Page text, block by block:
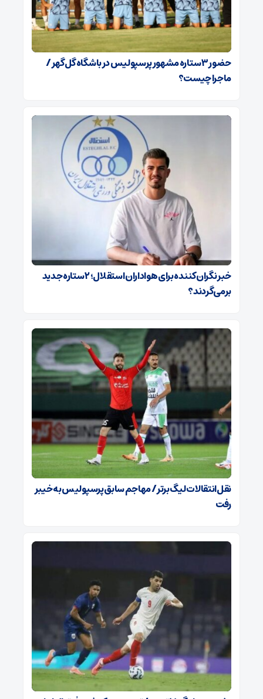
حضور ۳ ستاره مشهور پرسپولیس در باشگاه گل‌گهر /
ماجرا چیست؟
خبر نگران‌کننده برای هواداران استقلال؛ ۲ ستاره جدید
برمی‌گردند؟
نقل‌انتقالات لیگ برتر / مهاجم سابق پرسپولیس به خیبر
رفت